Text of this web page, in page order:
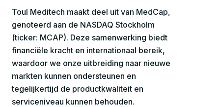
Toul Meditech maakt deel uit van MedCap,
genoteerd aan de NASDAQ Stockholm
(ticker: MCAP). Deze samenwerking biedt
financiële kracht en internationaal bereik,
waardoor we onze uitbreiding naar nieuwe
markten kunnen ondersteunen en
tegelijkertijd de productkwaliteit en
serviceniveau kunnen behouden.